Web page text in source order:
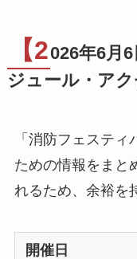
【2026年6月
ジュール・アク
「消防フェステ
ための情報をまと
れるため、余裕を
開催日